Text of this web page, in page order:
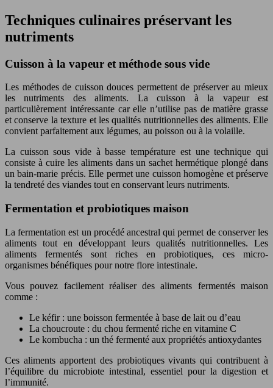
Techniques culinaires préservant les
nutriments
Cuisson à la vapeur et méthode sous vide
Les méthodes de cuisson douces permettent de préserver au mieux
les nutriments des aliments. La cuisson à la vapeur est
particulièrement intéressante car elle n’utilise pas de matière grasse
et conserve la texture et les qualités nutritionnelles des aliments. Elle
convient parfaitement aux légumes, au poisson ou à la volaille.
La cuisson sous vide à basse température est une technique qui
consiste à cuire les aliments dans un sachet hermétique plongé dans
un bain-marie précis. Elle permet une cuisson homogène et préserve
la tendreté des viandes tout en conservant leurs nutriments.
Fermentation et probiotiques maison
La fermentation est un procédé ancestral qui permet de conserver les
aliments tout en développant leurs qualités nutritionnelles. Les
aliments fermentés sont riches en probiotiques, ces micro-
organismes bénéfiques pour notre flore intestinale.
Vous pouvez facilement réaliser des aliments fermentés maison
comme :
Le kéfir : une boisson fermentée à base de lait ou d’eau
La choucroute : du chou fermenté riche en vitamine C
Le kombucha : un thé fermenté aux propriétés antioxydantes
Ces aliments apportent des probiotiques vivants qui contribuent à
l’équilibre du microbiote intestinal, essentiel pour la digestion et
l’immunité.